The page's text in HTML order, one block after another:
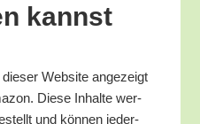
kannst
Web­site ange­zeigt
Die­se Inhal­te wer­
und kön­nen jeder­